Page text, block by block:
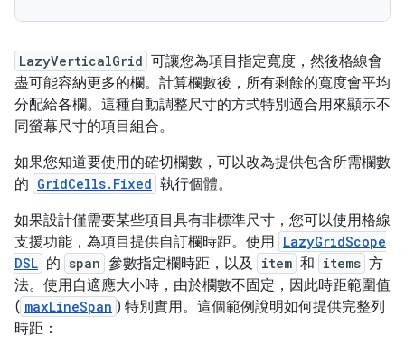
LazyVerticalGrid 可讓您為項目指定寬度，然後格線會
盡可能容納更多的欄。計算欄數後，所有剩餘的寬度會平均
分配給各欄。這種自動調整尺寸的方式特別適合用來顯示不
同螢幕尺寸的項目組合。
如果您知道要使用的確切欄數，可以改為提供包含所需欄數
的 GridCells.Fixed 執行個體。
如果設計僅需要某些項目具有非標準尺寸，您可以使用格線
支援功能，為項目提供自訂欄時距。使用 LazyGridScope
DSL 的 span 參數指定欄時距，以及 item 和 items 方
法。使用自適應大小時，由於欄數不固定，因此時距範圍值
( maxLineSpan ) 特別實用。這個範例說明如何提供完整列
時距：